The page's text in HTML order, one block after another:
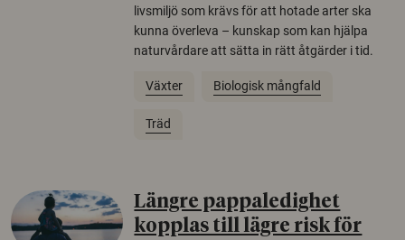
livsmiljö som krävs för att hotade arter ska
kunna överleva – kunskap som kan hjälpa
naturvårdare att sätta in rätt åtgärder i tid.
Växter Biologisk mångfald
Träd
Längre pappaledighet
kopplas till lägre risk för